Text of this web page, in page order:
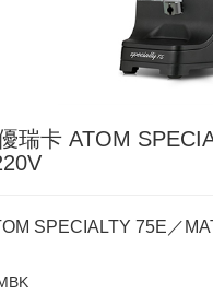
瑞卡 ATOM
SPECIALTY 75E／